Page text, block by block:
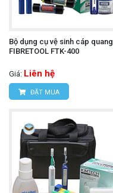
Bộ dụng cụ vệ sinh cáp quang
FIBRETOOL FTK-400
Giá: Liên hệ
ĐẶT MUA